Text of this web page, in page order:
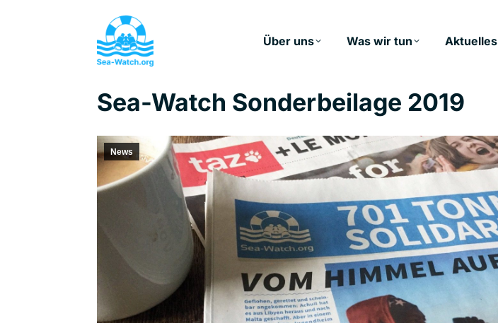
Über uns Was wir tun Aktuelles
Sea-Watch Sonderbeilage 2019
News